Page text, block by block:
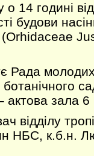
14 годині
будови
Рада
ботанічного
зала 6
відділу
НБС, к.б.н.